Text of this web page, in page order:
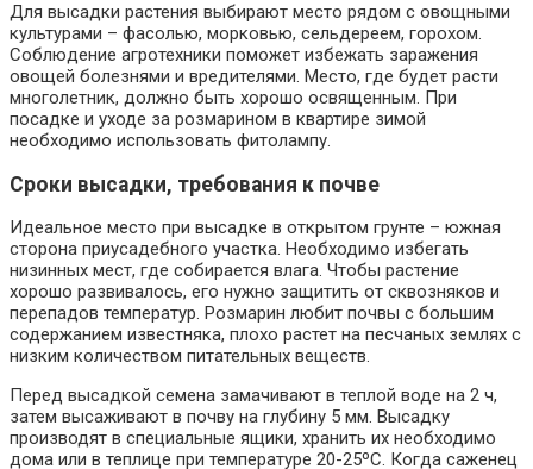
Для высадки растения выбирают место рядом с овощными
культурами – фасолью, морковью, сельдереем, горохом.
Соблюдение агротехники поможет избежать заражения
овощей болезнями и вредителями. Место, где будет расти
многолетник, должно быть хорошо освященным. При
посадке и уходе за розмарином в квартире зимой
необходимо использовать фитолампу.
Сроки высадки, требования к почве
Идеальное место при высадке в открытом грунте – южная
сторона приусадебного участка. Необходимо избегать
низинных мест, где собирается влага. Чтобы растение
хорошо развивалось, его нужно защитить от сквозняков и
перепадов температур. Розмарин любит почвы с большим
содержанием известняка, плохо растет на песчаных землях с
низким количеством питательных веществ.
Перед высадкой семена замачивают в теплой воде на 2 ч,
затем высаживают в почву на глубину 5 мм. Высадку
производят в специальные ящики, хранить их необходимо
дома или в теплице при температуре 20-25ºС. Когда саженец